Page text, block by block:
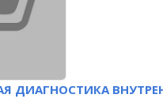
ДИАГНОСТИКА